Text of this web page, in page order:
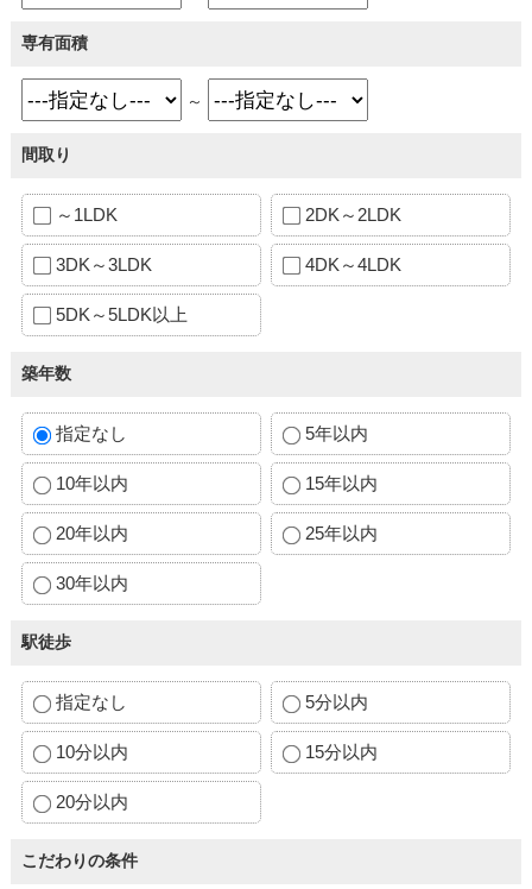
専有面積
～
間取り
～1LDK 2DK～2LDK
3DK～3LDK 4DK～4LDK
5DK～5LDK以上
築年数
指定なし 5年以内
10年以内 15年以内
20年以内 25年以内
30年以内
駅徒歩
指定なし 5分以内
10分以内 15分以内
20分以内
こだわりの条件